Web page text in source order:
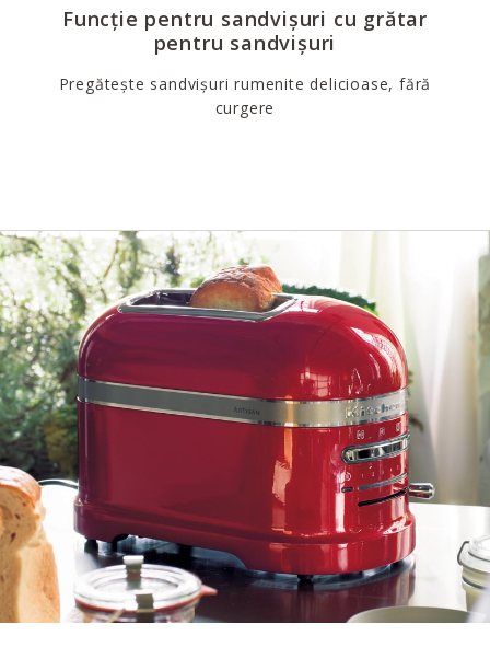
Funcție pentru sandvișuri cu grătar
pentru sandvișuri
Pregătește sandvișuri rumenite delicioase, fără
curgere